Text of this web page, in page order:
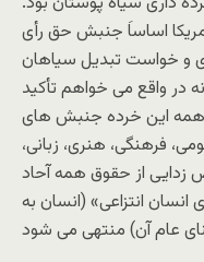
اساساَ جنبش حق رأی
و خواست تبدیل سیاهان
در واقع می خواهم تأکید
همه این خرده جنبش های
فرهنگی، هنری، زبانی،
از حقوق همه آحاد
انتزاعی» (انسان به